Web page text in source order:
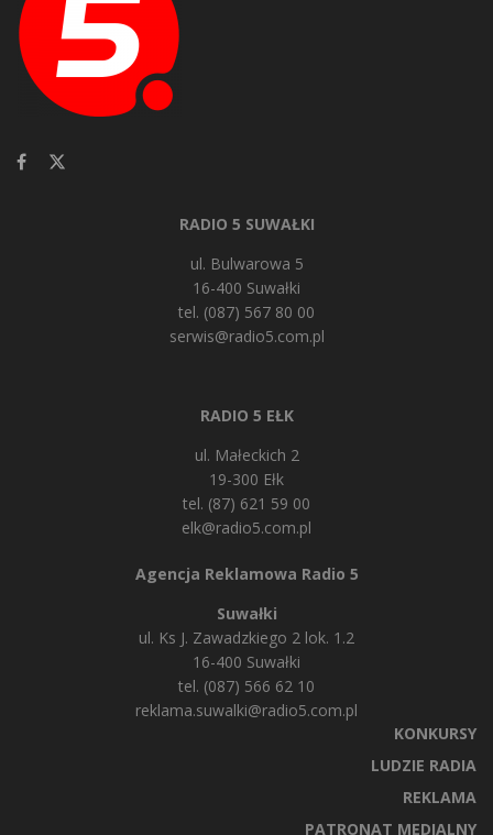
RADIO 5 SUWAŁKI
ul. Bulwarowa 5
16-400 Suwałki
tel. (087) 567 80 00
serwis@radio5.com.pl
RADIO 5 EŁK
ul. Małeckich 2
19-300 Ełk
tel. (87) 621 59 00
elk@radio5.com.pl
Agencja Reklamowa Radio 5
Suwałki
ul. Ks J. Zawadzkiego 2 lok. 1.2
16-400 Suwałki
tel. (087) 566 62 10
reklama.suwalki@radio5.com.pl
KONKURSY
LUDZIE RADIA
REKLAMA
PATRONAT MEDIALNY